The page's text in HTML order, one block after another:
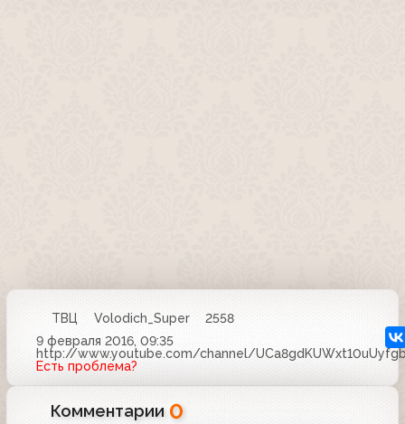
ТВЦ Volodich_Super
2558
9 февраля 2016, 09:35
http://www.youtube.com/channel/
Есть проблема?
Комментарии 0